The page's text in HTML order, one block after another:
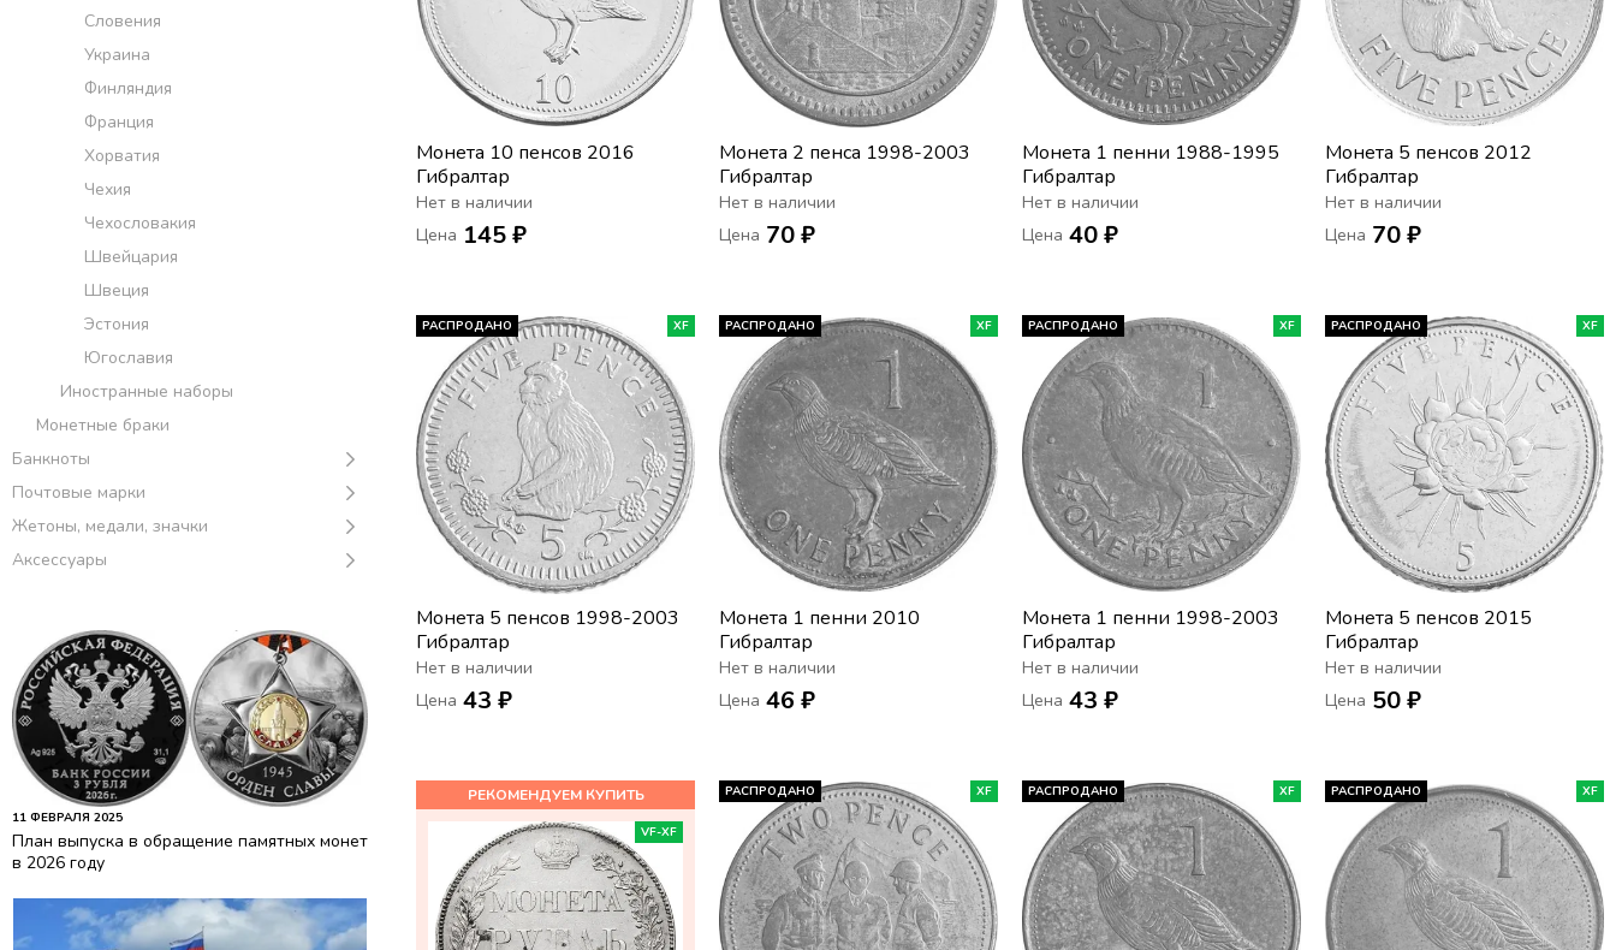
Словения
Украина
Финляндия
Франция
Хорватия
Чехия
Чехословакия
Швейцария
Швеция
Эстония
Югославия
Иностранные наборы
Монетные браки
Банкноты
Почтовые марки
Жетоны, медали, значки
Аксессуары
11 ФЕВРАЛЯ 2025
План выпуска в обращение памятных монет
в 2026 году
Монета 10 пенсов 2016
Гибралтар
Нет в наличии
Цена 145 ₽
Монета 2 пенса 1998-2003
Гибралтар
Нет в наличии
Цена 70 ₽
Монета 1 пенни 1988-1995
Гибралтар
Нет в наличии
Цена 40 ₽
Монета 5 пенсов 2012
Гибралтар
Нет в наличии
Цена 70 ₽
РАСПРОДАНО XF
Монета 5 пенсов 1998-2003
Гибралтар
Нет в наличии
Цена 43 ₽
РАСПРОДАНО XF
Монета 1 пенни 2010
Гибралтар
Нет в наличии
Цена 46 ₽
РАСПРОДАНО XF
Монета 1 пенни 1998-2003
Гибралтар
Нет в наличии
Цена 43 ₽
РАСПРОДАНО XF
Монета 5 пенсов 2015
Гибралтар
Нет в наличии
Цена 50 ₽
VF-XF
РАСПРОДАНО XF РАСПРОДАНО XF РАСПРОДАНО XF